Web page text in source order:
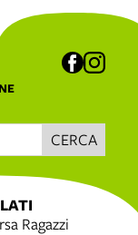
CERCA
Ragazzi